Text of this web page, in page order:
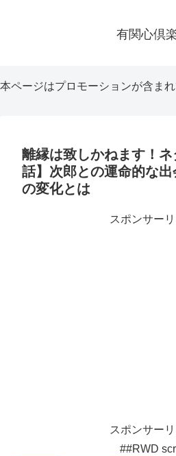
有関心倶
本ページはプロモーションが含ま
離縁は致しかねます！
話】次郎との運命的な
の変化とは
スポンサー
スポンサー
##RWD